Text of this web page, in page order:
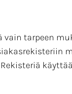
tarpeen